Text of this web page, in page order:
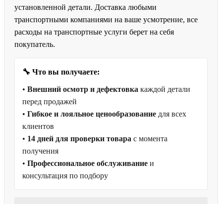
установленной детали. Доставка любыми
транспортными компаниями на ваше усмотрение, все
расходы на транспортные услуги берет на себя
покупатель.
🔧 Что вы получаете:
• Внешний осмотр и дефектовка каждой детали
перед продажей
• Гибкое и лояльное ценообразование для всех
клиентов
• 14 дней для проверки товара с момента
получения
• Профессиональное обслуживание и
консультация по подбору